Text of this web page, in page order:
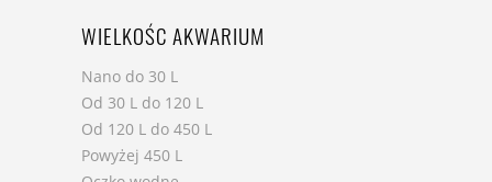
WIELKOŚC AKWARIUM
Nano do 30 L
Od 30 L do 120 L
Od 120 L do 450 L
Powyżej 450 L